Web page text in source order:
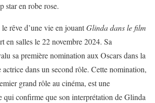
star en robe rose.
rêve d’une vie en jouantGlinda dans le film
en salles le 22 novembre 2024. Sa
sa première nomination aux Oscars dans la
dans un second rôle. Cette nomination,
grand rôle au cinéma, est une
qui confirme que son interprétation de Glinda